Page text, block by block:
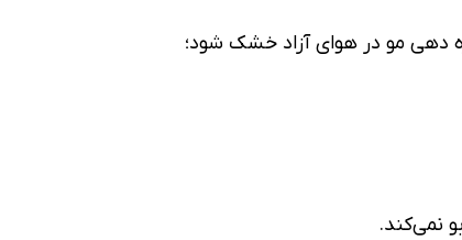
دهی مو در هوای آزاد خشک شود؛
نمی‌کند.